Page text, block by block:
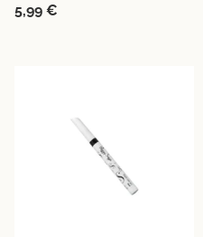
5,99 €